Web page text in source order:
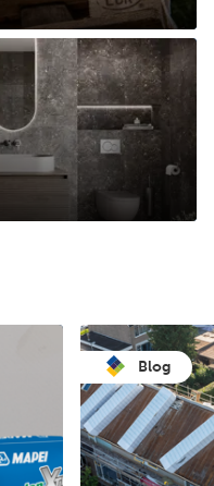
Blog